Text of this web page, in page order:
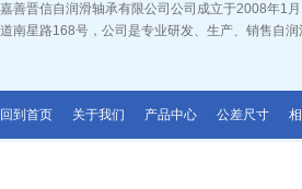
嘉善晋信自润滑轴承有限公司公司成立于2008年1
道南星路168号，公司是专业研发、生产、销售自
回到首页 关于我们 产品中心 公差尺寸